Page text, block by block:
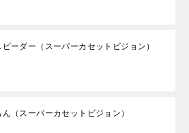
ーダー（スーパーカセットビジョン）
ん（スーパーカセットビジョン）